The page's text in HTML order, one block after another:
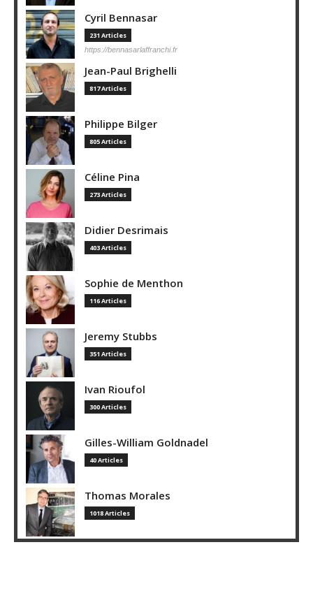
Cyril Bennasar
231 Articles
https://bennasarlaffranchi.fr
Jean-Paul Brighelli
817 Articles
Philippe Bilger
805 Articles
Céline Pina
273 Articles
Didier Desrimais
403 Articles
Sophie de Menthon
116 Articles
Jeremy Stubbs
351 Articles
Ivan Rioufol
300 Articles
Gilles-William Goldnadel
40 Articles
Thomas Morales
1018 Articles